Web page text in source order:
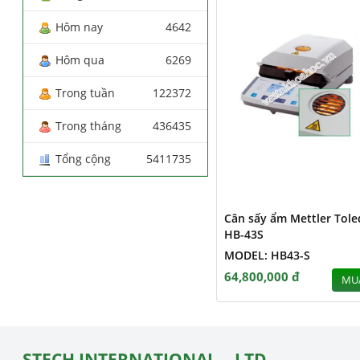
Cân sấy ẩm Mettler
HB-43S
MODEL: HB43-S
64,800,000 đ
Hôm nay 4642
Hôm qua 6269
Trong tuần 122372
Trong tháng 436435
Tổng cộng 5411735